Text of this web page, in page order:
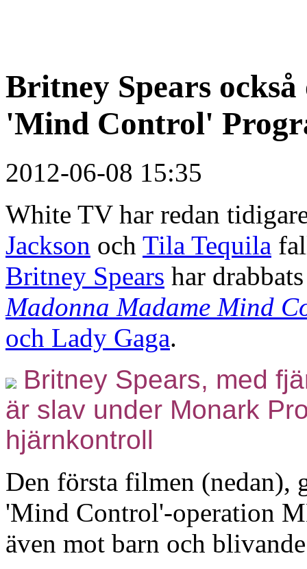
Britney Spears
'Mind Control'
2012-06-08 15:35
White TV har redan
Jackson och Tila Tequila
Britney Spears har
Madonna Madame Mind
och Lady Gaga.
Britney Spears, med
är slav under Monark
hjärnkontroll
Den första filmen (nedan),
'Mind Control'-operation
även mot barn och